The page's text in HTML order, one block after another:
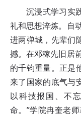
沉浸式学习实
礼和思想淬炼。自
进两弹城，先辈们
撼。在邓稼先旧居
的千钧重量。正是
来了国家的底气与
以科技报国、不
命。”学院冉奎老